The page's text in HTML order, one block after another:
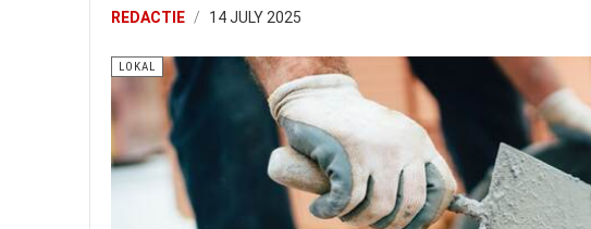
REDACTIE 14 JULY 2025
LOKAL